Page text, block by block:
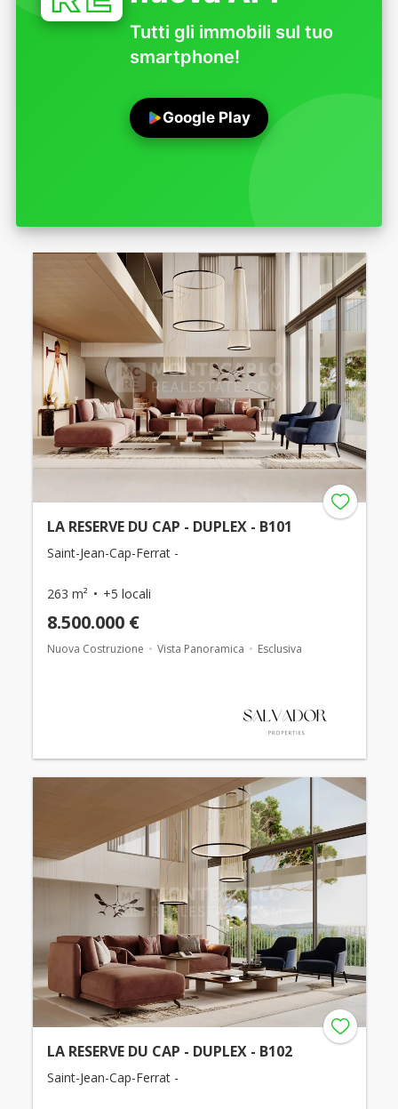
Tutti gli immobili sul tuo
smartphone!
Google Play
LA RESERVE DU CAP - DUPLEX - B101
Saint-Jean-Cap-Ferrat -
263 m² +5 locali
8.500.000 €
Nuova Costruzione Vista Panoramica Esclusiva
LA RESERVE DU CAP - DUPLEX - B102
Saint-Jean-Cap-Ferrat -